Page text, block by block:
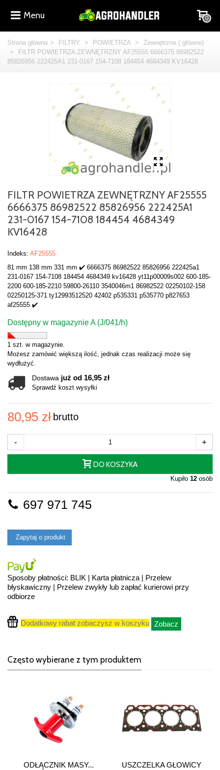
Menu 0
Strona główna > FILTRY > POWIETRZA >
Zewnętrzne ( główne)
>
FILTR POWIETRZA ZEWNĘTRZNY AF25555 6666375 86982522
85826956 222425A1 231-0167 154-7108 184454 4684349 KV16428
FILTR POWIETRZA ZEWNĘTRZNY AF25555
6666375 86982522 85826956 222425A1
231-0167 154-7108 184454 4684349
KV16428
Indeks: AF25555
81 mm 138 mm 331 mm ✔️ 6666375 86982522 85826956 222425a1
231-0167 154-7108 184454 4684349 kv16428 yt11p00009s002 600-185-
2200 600-185-2210 59800-26110 3540046m1 86982522 02250102-158
02250125-371 ty12993512520 42402 p535331 p535770 p827653
af25555 ✔️
Dostępny w magazynie A (J/041/h)
1 szt. w magazynie.
Możesz zamówić większą ilość, jednak czas realizacji może się
wydłużyć.
Dostawa już od 16,95 zł
Sprawdź koszt wysyłki
80,95 zł brutto
- +
DO KOSZYKA
Kupiło 12 osób
697 971 745
Zapytaj o produkt
Sposoby płatności: BLIK | Karta płatnicza | Przelew
błyskawiczny | Przelew zwykły lub zapłać kurierowi przy
odbiorze
Dodatkowy rabat zobaczysz w koszyku Zobacz
Często wybierane z tym produktem
ODŁĄCZNIK MASY...
USZCZELKA GŁOWICY